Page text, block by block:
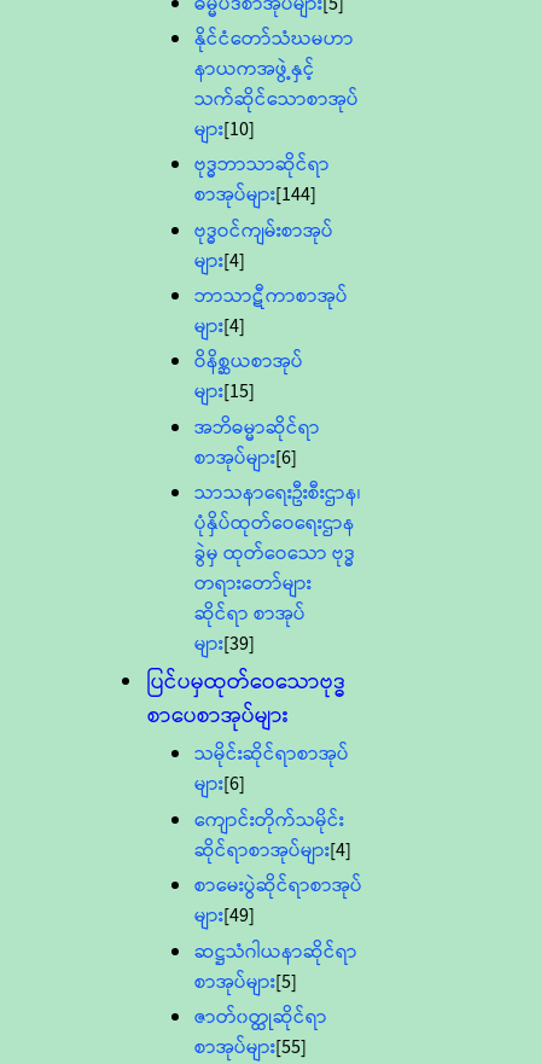
နိုင်ငံတော်သံဃမဟာ
နာယကအဖွဲ့နှင့်
သက်ဆိုင်သောစာအုပ်
များ[10]
ဗုဒ္ဓဘာသာဆိုင်ရာ
စာအုပ်များ[144]
ဗုဒ္ဓဝင်ကျမ်းစာအုပ်
များ[4]
ဘာသာဋီကာစာအုပ်
များ[4]
ဝိနိစ္ဆယစာအုပ်
များ[15]
အဘိဓမ္မာဆိုင်ရာ
စာအုပ်များ[6]
သာသနာရေးဦးစီးဌာန၊
ပုံနှိပ်ထုတ်ဝေရေးဌာန
ခွဲမှ ထုတ်ဝေသော ဗုဒ္ဓ
တရားတော်များ
ဆိုင်ရာ စာအုပ်
များ[39]
ပြင်ပမှထုတ်ဝေသောဗုဒ္ဓ
စာပေစာအုပ်များ
သမိုင်းဆိုင်ရာစာအုပ်
များ[6]
ကျောင်းတိုက်သမိုင်း
ဆိုင်ရာစာအုပ်များ[4]
စာမေးပွဲဆိုင်ရာစာအုပ်
များ[49]
ဆဋ္ဌသံဂါယနာဆိုင်ရာ
စာအုပ်များ[5]
ဇာတ်၀တ္ထုဆိုင်ရာ
စာအုပ်များ[55]